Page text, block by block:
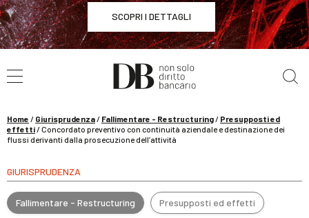
SCOPRI I DETTAGLI
WEBINAR / 17 settembre
La governance dell’Intelligenza Artificiale
Home / Giurisprudenza/ Fallimentare - Restructuring/ Presupposti ed
effetti/Concordato preventivo con continuità aziendale e destinazione dei
flussi derivanti dalla prosecuzione dell’attività
GIURISPRUDENZA
Fallimentare - Restructuring Presupposti ed effetti